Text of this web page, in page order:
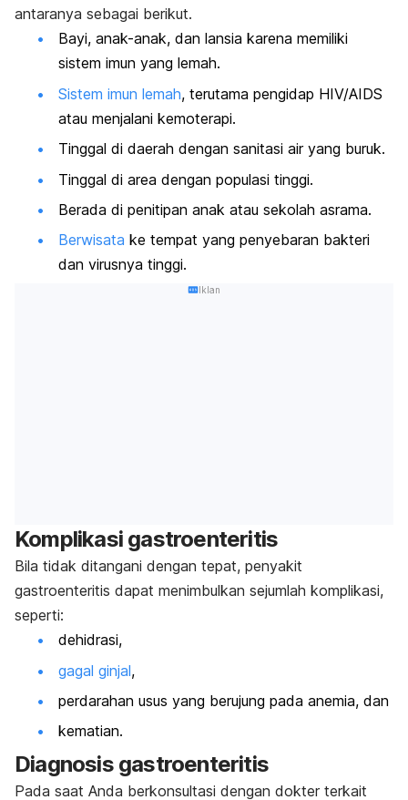
antaranya sebagai berikut.
Bayi, anak-anak, dan lansia karena memiliki
sistem imun yang lemah.
Sistem imun lemah, terutama pengidap HIV/AIDS
atau menjalani kemoterapi.
Tinggal di daerah dengan sanitasi air yang buruk.
Tinggal di area dengan populasi tinggi.
Berada di penitipan anak atau sekolah asrama.
Berwisata ke tempat yang penyebaran bakteri
dan virusnya tinggi.
Iklan
Komplikasi gastroenteritis
Bila tidak ditangani dengan tepat, penyakit
gastroenteritis dapat menimbulkan sejumlah komplikasi,
seperti:
dehidrasi,
gagal ginjal,
perdarahan usus yang berujung pada anemia, dan
kematian.
Diagnosis gastroenteritis
Pada saat Anda berkonsultasi dengan dokter terkait